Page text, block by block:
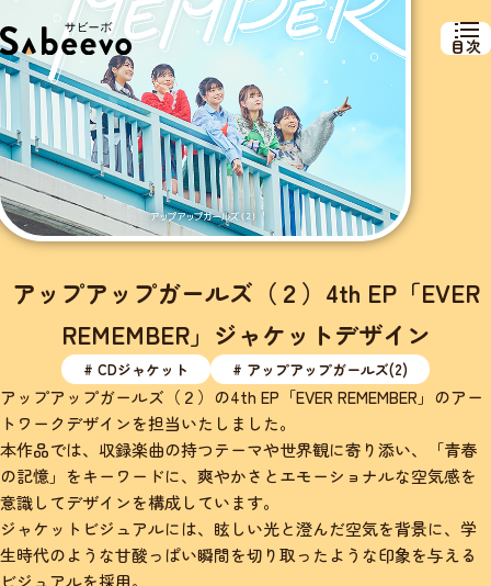
目次
アップアップガールズ（２）4th EP「EVER
REMEMBER」ジャケットデザイン
# CDジャケット # アップアップガールズ(2)
アップアップガールズ（２）の4th EP「EVER REMEMBER」のアー
トワークデザインを担当いたしました。
本作品では、収録楽曲の持つテーマや世界観に寄り添い、「青春
の記憶」をキーワードに、爽やかさとエモーショナルな空気感を
意識してデザインを構成しています。
ジャケットビジュアルには、眩しい光と澄んだ空気を背景に、学
生時代のような甘酸っぱい瞬間を切り取ったような印象を与える
ビジュアルを採用。